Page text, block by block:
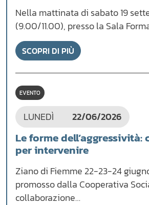
Nella mattinata di sabato 19
(9.00/11.00), presso la Sala
SCOPRI DI PIÙ
EVENTO
LUNEDÌ 22/06/2026
Le forme
per intervenire
Ziano di Fiemme 22-23-24
promosso dalla Cooperativa
collaborazione…